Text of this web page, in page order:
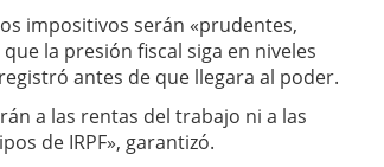
impositivos serán «prudentes,
la presión fiscal siga en niveles
antes de que llegara al poder.
a las rentas del trabajo ni a las
de IRPF», garantizó.